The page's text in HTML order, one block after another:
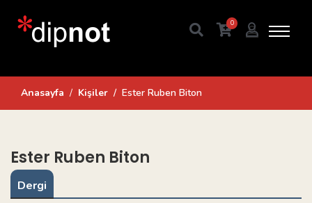
0
Anasayfa Kişiler Ester Ruben Biton
Ester Ruben Biton
Dergi